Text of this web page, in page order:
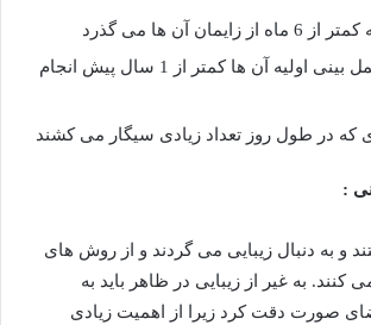
آن ها می گذرد
کسانی که عمل بینی اولیه آن ها کمتر از 1 سال پیش انجام
که در طول روز تعداد زیادی سیگار می کشند
:
و به دنبال زیبایی می گردند و از روش های
کنند. به غیر از زیبایی در ظاهر باید به
صورت دقت کرد زیرا از اهمیت زیادی